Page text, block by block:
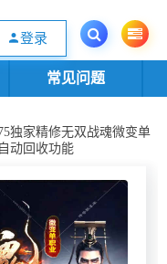
传奇版本源码基地。欢迎选购
登录
常见问题
独家精修无双战魂微变单
动回收功能